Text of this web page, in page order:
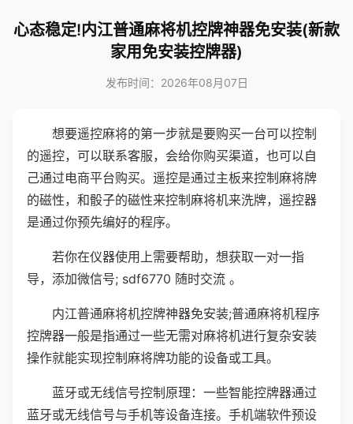
心态稳定!内江普通麻将机控牌神器免安装(新款
家用免安装控牌器)
发布时间：2026年08月07日
想要遥控麻将的第一步就是要购买一台可以控制
的遥控，可以联系客服，会给你购买渠道，也可以自
己通过电商平台购买。遥控是通过主板来控制麻将牌
的磁性，和骰子的磁性来控制麻将机来洗牌，遥控器
是通过你预先编好的程序。
若你在仪器使用上需要帮助，想获取一对一指
导，添加微信号; sdf6770 随时交流 。
内江普通麻将机控牌神器免安装;普通麻将机程序
控牌器一般是指通过一些无需对麻将机进行复杂安装
操作就能实现控制麻将牌功能的设备或工具。
蓝牙或无线信号控制原理：一些智能控牌器通过
蓝牙或无线信号与手机等设备连接。手机端软件预设